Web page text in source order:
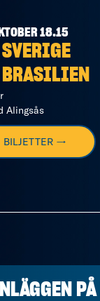
18.15
SVERIGE
BRASILIEN
Alingsås
BILJETTER →
PÅ